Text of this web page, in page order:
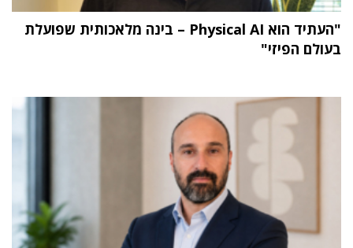
"העתיד הוא Physical AI – בינה מלאכותית שפועלת
בעולם הפיזי"